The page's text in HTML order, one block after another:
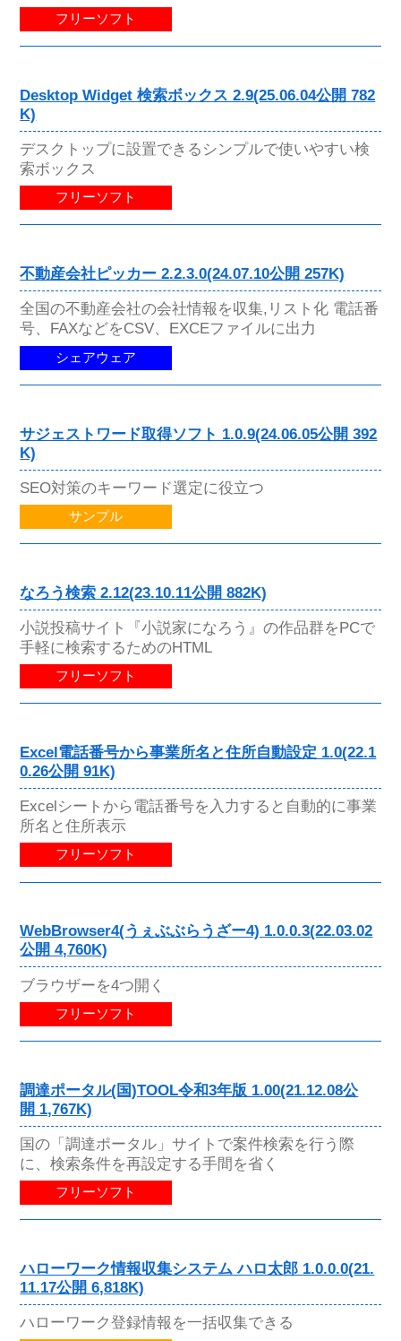
フリーソフト
Desktop Widget 検索ボックス 2.9(25.06.04公開 782
K)
デスクトップに設置できるシンプルで使いやすい検
索ボックス
フリーソフト
不動産会社ピッカー 2.2.3.0(24.07.10公開 257K)
全国の不動産会社の会社情報を収集,リスト化 電話番
号、FAXなどをCSV、EXCEファイルに出力
シェアウェア
サジェストワード取得ソフト 1.0.9(24.06.05公開 392
K)
SEO対策のキーワード選定に役立つ
サンプル
なろう検索 2.12(23.10.11公開 882K)
小説投稿サイト『小説家になろう』の作品群をPCで
手軽に検索するためのHTML
フリーソフト
Excel電話番号から事業所名と住所自動設定 1.0(22.1
0.26公開 91K)
Excelシートから電話番号を入力すると自動的に事業
所名と住所表示
フリーソフト
WebBrowser4(うぇぶぶらうざー4) 1.0.0.3(22.03.02
公開 4,760K)
ブラウザーを4つ開く
フリーソフト
調達ポータル(国)TOOL令和3年版 1.00(21.12.08公
開 1,767K)
国の「調達ポータル」サイトで案件検索を行う際
に、検索条件を再設定する手間を省く
フリーソフト
ハローワーク情報収集システム ハロ太郎 1.0.0.0(21.
11.17公開 6,818K)
ハローワーク登録情報を一括収集できる